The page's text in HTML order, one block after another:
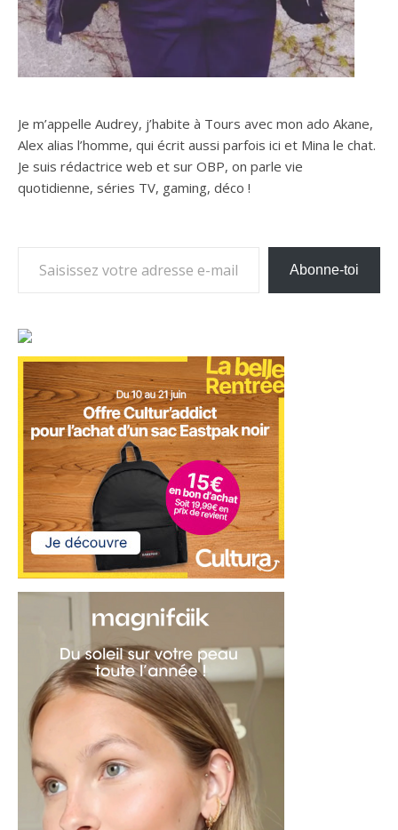
Je m’appelle Audrey, j’habite à Tours avec mon ado Akane,
Alex alias l’homme, qui écrit aussi parfois ici et Mina le chat.
Je suis rédactrice web et sur OBP, on parle vie
quotidienne, séries TV, gaming, déco !
Abonne-toi